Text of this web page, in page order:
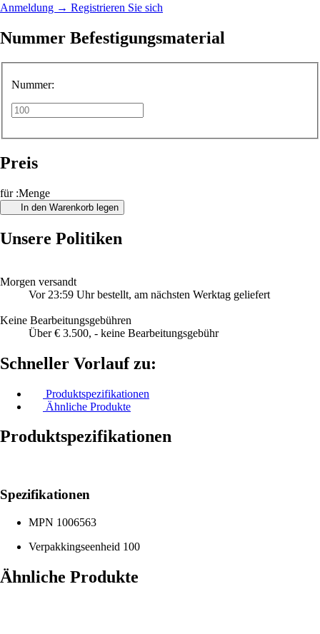
Anmeldung → Registrieren Sie sich
Nummer Befestigungsmaterial
Nummer:
Preis
für :Menge
In den Warenkorb legen
Unsere Politiken
Morgen versandt
Vor 23:59 Uhr bestellt, am nächsten Werktag geliefert
Keine Bearbeitungsgebühren
Über € 3.500, - keine Bearbeitungsgebühr
Schneller Vorlauf zu:
Produktspezifikationen
Ähnliche Produkte
Produktspezifikationen
Spezifikationen
MPN 1006563
Verpakkingseenheid 100
Ähnliche Produkte